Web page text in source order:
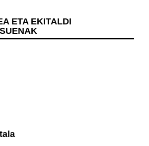
ETA EKITALDI